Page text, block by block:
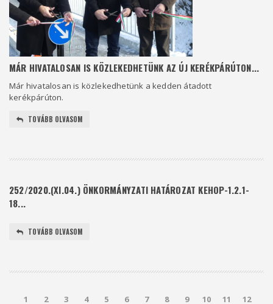
MÁR HIVATALOSAN IS KÖZLEKEDHETÜNK AZ ÚJ KERÉKPÁRÚTON...
Már hivatalosan is közlekedhetünk a kedden átadott
kerékpárúton.
TOVÁBB OLVASOM
252/2020.(XI.04.) ÖNKORMÁNYZATI HATÁROZAT KEHOP-1.2.1-
18...
TOVÁBB OLVASOM
1 2 3 4 5 6 7 8 9 10 11
12